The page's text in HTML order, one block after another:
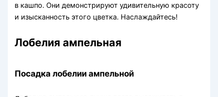
в кашпо. Они демонстрируют удивительную красоту
и изысканность этого цветка. Наслаждайтесь!
Лобелия ампельная
Посадка лобелии ампельной